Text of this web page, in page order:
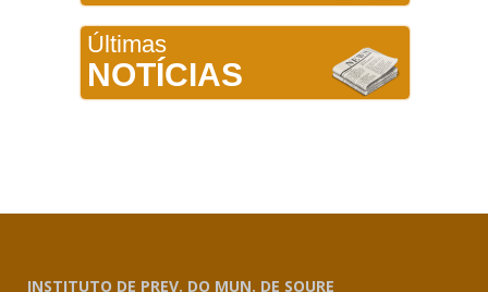
Últimas
NOTÍCIAS
INSTITUTO DE PREV. DO MUN. DE SOURE